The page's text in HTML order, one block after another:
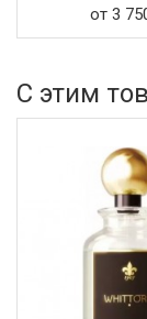
от 3
С этим